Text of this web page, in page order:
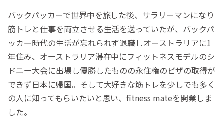
バックパッカーで世界中を旅した後、サラリーマンになり
筋トレと仕事を両立させる生活を送っていたが、バックパ
ッカー時代の生活が忘れられず退職しオーストラリアに1
年住み、オーストラリア滞在中にフィットネスモデルのシ
ドニー大会に出場し優勝したものの永住権のビザの取得が
できず日本に帰国。そして大好きな筋トレを少しでも多く
の人に知ってもらいたいと思い、fitness mateを開業しま
した。